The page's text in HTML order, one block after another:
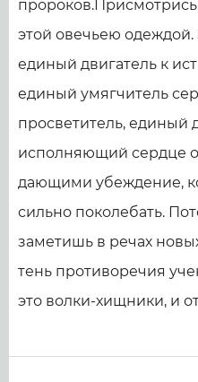
этой овечьею одеждой.
единый двигатель к
единый умягчитель
просветитель, единый
исполняющий сердце
дающими убеждение,
сильно поколебать.
заметишь в речах
тень противоречия
это волки-хищники, и